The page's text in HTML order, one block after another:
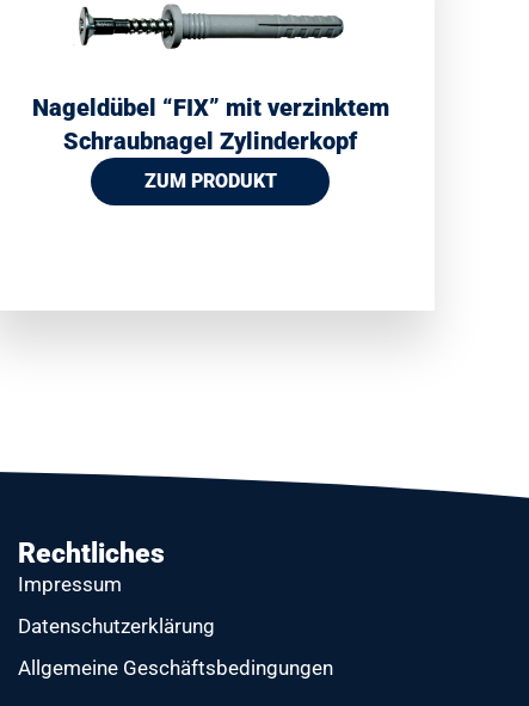
Nageldübel “FIX” mit verzinktem
Schraubnagel Zylinderkopf
ZUM PRODUKT
Rechtliches
Impressum
Datenschutzerklärung
Allgemeine Geschäftsbedingungen